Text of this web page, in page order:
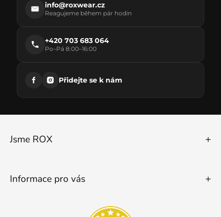
info@roxwear.cz
Reagujeme během pár hodin
+420 703 683 064
Po–Pá 8:00–16:00
Přidejte se k nám
Jsme ROX
Informace pro vás